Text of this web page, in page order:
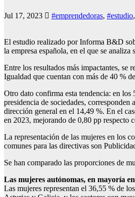
Jul 17, 2023 #emprendedoras, #estudio,
El estudio realizado por Informa B&D
la empresa española, en el que se
Entre los resultados más impactantes, se
Igualdad que cuentan con más de 40 %
Otro dato confirma esta tendencia: en los
presidencia de sociedades,
dirección general en el 14,49 %. En el
en 2023, mejorando de 0,80 pp respecto
La representación de las mujeres en los
comunes para las directivas son
Se han comparado las proporciones de
Las mujeres autónomas, en mayoría
Las mujeres representan el 36,55 % de